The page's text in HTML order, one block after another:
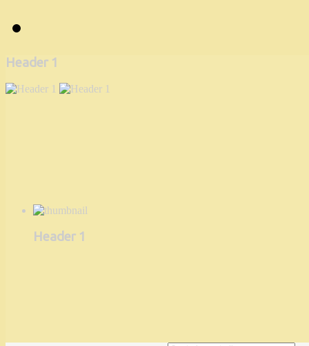
Header 1
Header 1